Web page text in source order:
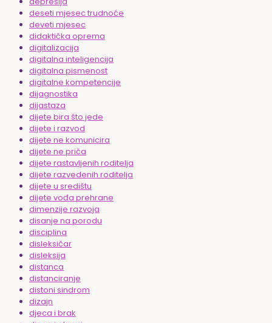
deseti mjesec trudnoće
deveti mjesec
didaktička oprema
digitalizacija
digitalna inteligencija
digitalna pismenost
digitalne kompetencije
dijagnostika
dijastaza
dijete bira što jede
dijete i razvod
dijete ne komunicira
dijete ne priča
dijete rastavljenih roditelja
dijete razvedenih roditelja
dijete u središtu
dijete vođa prehrane
dimenzije razvoja
disanje na porodu
disciplina
disleksičar
disleksija
distanca
distanciranje
distoni sindrom
dizajn
djeca i brak